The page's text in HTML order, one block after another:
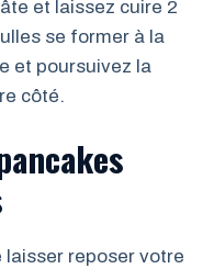
et laissez cuire 2
se former à la
et poursuivez la
côté.
laisser reposer votre